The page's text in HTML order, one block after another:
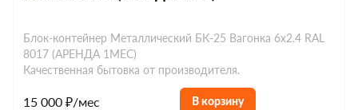
Блок-контейнер Металлический БК-25 Вагонка 6х2.4 RAL
8017 (АРЕНДА 1МЕС)
Качественная бытовка от производителя.
15 000 ₽/мес В корзину